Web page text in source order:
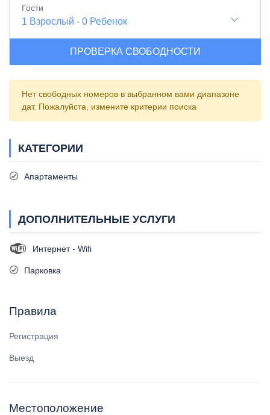
Гости
1 Взрослый - 0 Ребенок
ПРОВЕРКА СВОБОДНОСТИ
Нет свободных номеров в выбранном вами диапазоне
дат. Пожалуйста, измените критерии поиска
КАТЕГОРИИ
Апартаменты
ДОПОЛНИТЕЛЬНЫЕ УСЛУГИ
Интернет - Wifi
Парковка
Правила
Регистрация
Выезд
Местоположение